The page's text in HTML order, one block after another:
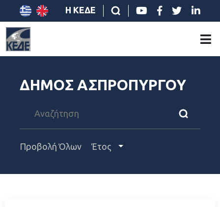
Η ΚΕΔΕ
ΔΗΜΟΣ ΑΣΠΡΟΠΥΡΓΟΥ
Προβολή Όλων Έτος